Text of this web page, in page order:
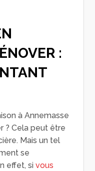
:
à Annemasse
? Cela peut être
Mais un tel
se
effet, sivous